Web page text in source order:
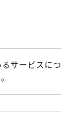
サービスにつ